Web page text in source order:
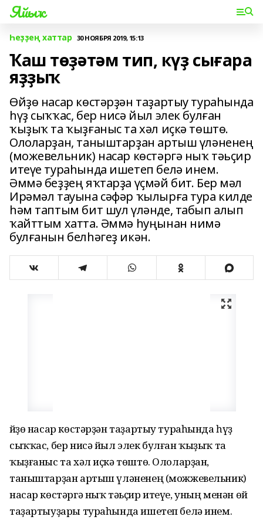
Яйыҡ
Һеҙҙең хаттар 30 НОЯБРЯ 2019, 15:13
Ҡаш төҙәтәм тип, күҙ сығара
яҙҙыҡ
Өйҙө насар көстәрҙән таҙартыу тураһында
һүҙ сыҡҡас, бер нисә йыл элек булған
ҡыҙыҡ та ҡыҙғаныс та хәл иҫкә төштө.
Ололарҙан, таныштарҙан артыш үләненең
(можевельник) насар көстәргә ныҡ тәьҫир
итеүе тураһында ишетеп белә инем.
Әммә беҙҙең яҡтарҙа үҫмәй бит. Бер мәл
Ирәмәл тауына сәфәр ҡылырға тура килде
һәм таптым бит шул үләнде, табып алып
ҡайттым хатта. Әммә һуңынан нимә
булғанын белһәгеҙ икән.
Өйҙө насар көстәрҙән таҙартыу тураһында һүҙ
сыҡҡас, бер нисә йыл элек булған ҡыҙыҡ та
ҡыҙғаныс та хәл иҫкә төштө. Ололарҙан,
таныштарҙан артыш үләненең (можжевельник)
насар көстәргә ныҡ тәьҫир итеүе, уның менән өй
таҙартыуҙары тураһында ишетеп белә инем.